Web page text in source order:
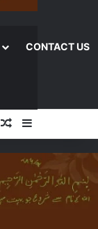
CONTACT US
In
Random Article
Sidebar